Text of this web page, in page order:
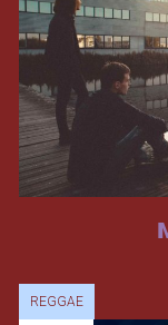
REGGAE